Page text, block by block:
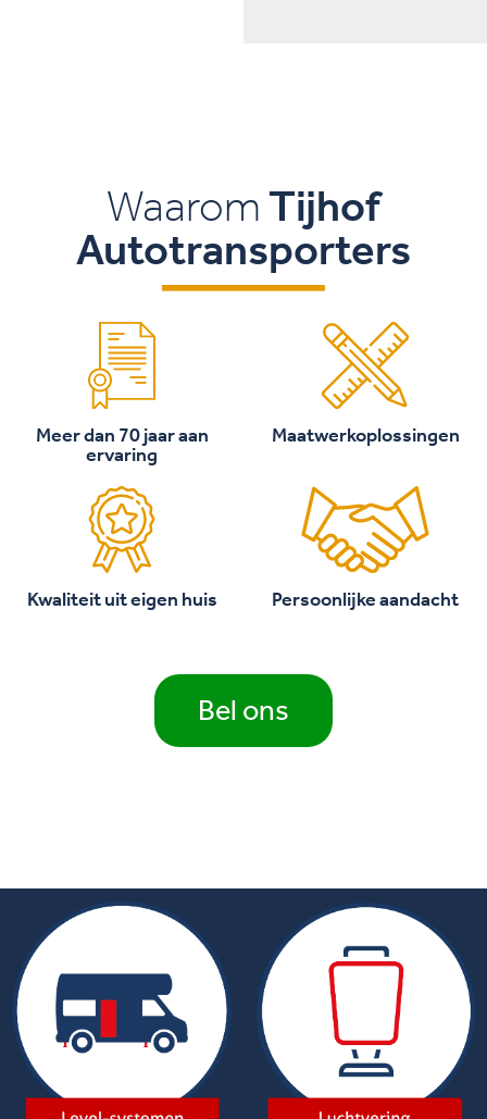
Waarom Tijhof
Autotransporters
Meer dan 70 jaar aan
ervaring
Maatwerkoplossingen
Kwaliteit uit eigen huis Persoonlijke aandacht
Bel ons